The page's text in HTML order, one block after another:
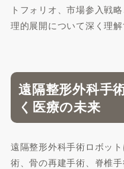
トフォリオ、市場参入戦
理的展開について深く理解
遠隔整形外科手
く医療の未来
遠隔整形外科手術ロボッ
術、骨の再建手術、脊椎